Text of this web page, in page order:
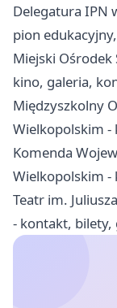
Delegatura IPN
pion
Miejski
kino, galeria,
Międzyszkolny
Wielkopolskim -
Komenda
Wielkopolskim
Teatr im.
- kontakt, bilety,